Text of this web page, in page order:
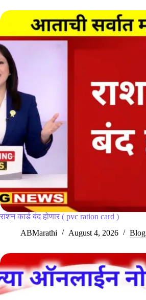
राशन कार्ड बंद होणार ( pvc ration card )
ABMarathi
August 4, 2026 Blog